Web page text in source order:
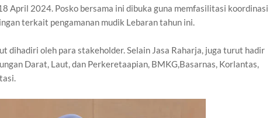
April 2024. Posko bersama ini dibuka guna memfasilitasi koordinasi
terkait pengamanan mudik Lebaran tahun ini.
dihadiri oleh para stakeholder. Selain Jasa Raharja, juga turut hadir
Darat, Laut, dan Perkeretaapian, BMKG,Basarnas, Korlantas,